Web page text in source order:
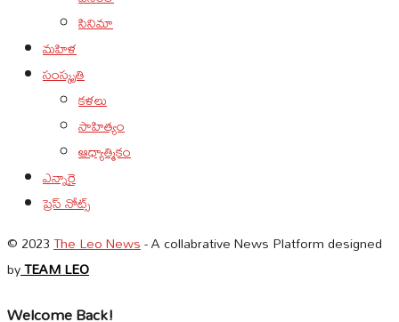
సినిమా
మహిళ
సంస్కృతి
కళలు
సాహిత్యం
ఆధ్యాత్మికం
ఎన్నారై
ప్రెస్ నోట్స్
© 2023The Leo News- A collabrative News Platform designed
byTEAM LEO
Welcome Back!